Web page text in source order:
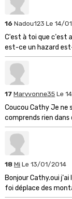
16 Nadou123 Le 14/
C'est à toi que c'est
est-ce un hazard
17 Maryvonne35 Le
Coucou Cathy Je ne
comprends rien
18 Mi Le 13/01/2014
Bonjour Cathy.oui
foi déplace des